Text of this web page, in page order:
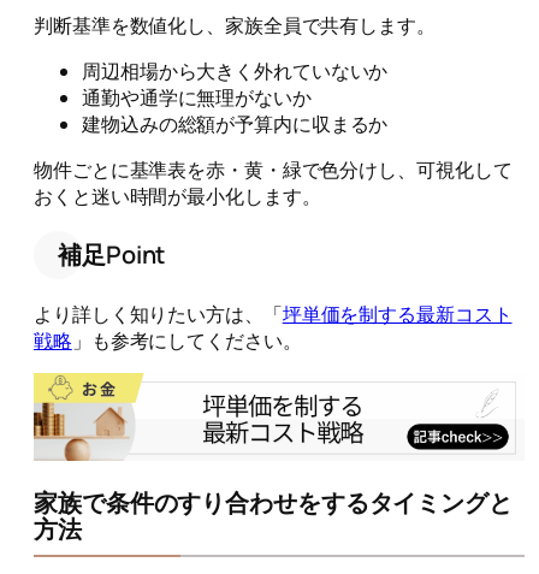
判断基準を数値化し、家族全員で共有します。
周辺相場から大きく外れていないか
通勤や通学に無理がないか
建物込みの総額が予算内に収まるか
物件ごとに基準表を赤・黄・緑で色分けし、可視化して
おくと迷い時間が最小化します。
補足Point
より詳しく知りたい方は、「坪単価を制する最新コスト
戦略 」も参考にしてください。
家族で条件のすり合わせをするタイミングと
方法